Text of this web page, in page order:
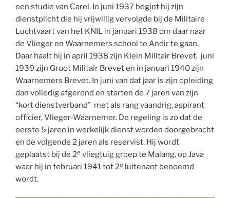
een studie van Carel. In juni 1937 begint hij zijn
dienstplicht die hij vrijwillig vervolgde bij de Militaire
Luchtvaart van het KNIL in januari 1938 om daar naar
de Vlieger en Waarnemers school te Andir te gaan.
Daar haalt hij in april 1938 zijn Klein Militair Brevet, juni
1939 zijn Groot Militair Brevet en in januari 1940 zijn
Waarnemers Brevet. In juni van dat jaar is zijn opleiding
dan volledig afgerond en starten de 7 jaren van zijn
“kort dienstverband” met als rang vaandrig, aspirant
officier, Vlieger-Waarnemer. De regeling is zo dat de
eerste 5 jaren in werkelijk dienst worden doorgebracht
en de volgende 2 jaren als reservist. Hij wordt
geplaatst bij de 2e vliegtuig groep te Malang, op Java
waar hij in februari 1941 tot 2e
luitenant benoemd
wordt.